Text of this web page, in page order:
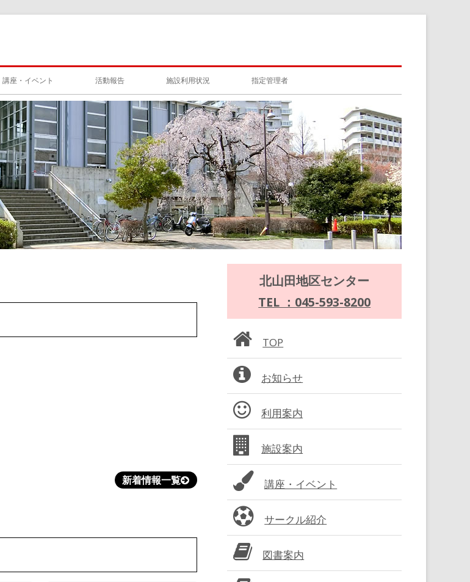
講座・イベント 活動報告 施設利用状況 指定管理者
新着情報一覧
ン
サ
イ
ド
バ
ー
北山田地区センター
TEL ：045-593-8200
TOP
お知らせ
利用案内
施設案内
講座・イベント
サークル紹介
図書案内